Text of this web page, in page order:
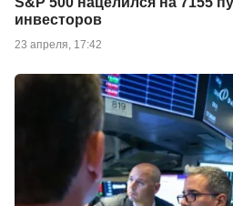
инвесторов
23 апреля, 17:42